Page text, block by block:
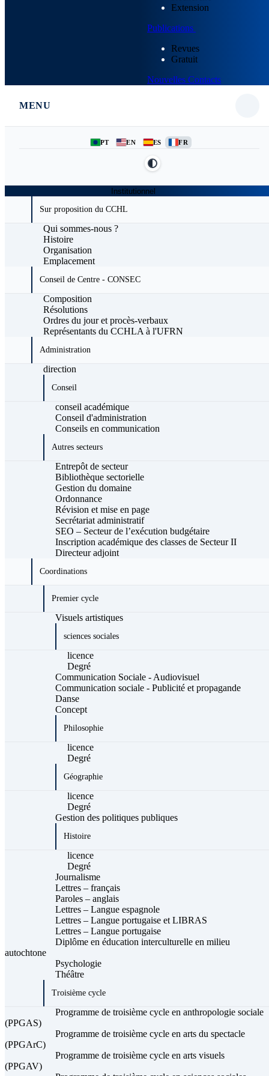
Extension
Publications
Revues
Gratuit
Nouvelles Contacts
MENU
PT EN ES FR
Institutionnel
Sur proposition du CCHL
Qui sommes-nous ?
Histoire
Organisation
Emplacement
Conseil de Centre - CONSEC
Composition
Résolutions
Ordres du jour et procès-verbaux
Représentants du CCHLA à l'UFRN
Administration
direction
Conseil
conseil académique
Conseil d'administration
Conseils en communication
Autres secteurs
Entrepôt de secteur
Bibliothèque sectorielle
Gestion du domaine
Ordonnance
Révision et mise en page
Secrétariat administratif
SEO – Secteur de l’exécution budgétaire
Inscription académique des classes de Secteur II
Directeur adjoint
Coordinations
Premier cycle
Visuels artistiques
sciences sociales
licence
Degré
Communication Sociale - Audiovisuel
Communication sociale - Publicité et propagande
Danse
Concept
Philosophie
licence
Degré
Géographie
licence
Degré
Gestion des politiques publiques
Histoire
licence
Degré
Journalisme
Lettres – français
Paroles – anglais
Lettres – Langue espagnole
Lettres – Langue portugaise et LIBRAS
Lettres – Langue portugaise
Diplôme en éducation interculturelle en milieu
autochtone
Psychologie
Théâtre
Troisième cycle
Programme de troisième cycle en anthropologie sociale
(PPGAS)
Programme de troisième cycle en arts du spectacle
(PPGArC)
Programme de troisième cycle en arts visuels
(PPGAV)